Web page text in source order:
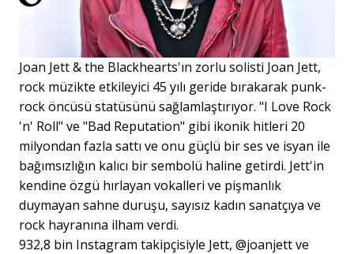
Joan Jett & the Blackhearts'ın zorlu solisti Joan Jett,
rock müzikte etkileyici 45 yılı geride bırakarak punk-
rock öncüsü statüsünü sağlamlaştırıyor. "I Love Rock
'n' Roll" ve "Bad Reputation" gibi ikonik hitleri 20
milyondan fazla sattı ve onu güçlü bir ses ve isyan ile
bağımsızlığın kalıcı bir sembolü haline getirdi. Jett'in
kendine özgü hırlayan vokalleri ve pişmanlık
duymayan sahne duruşu, sayısız kadın sanatçıya ve
rock hayranına ilham verdi.
932,8 bin Instagram takipçisiyle Jett, @joanjett ve